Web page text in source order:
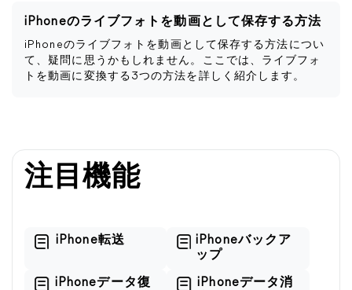
iPhoneのライブフォトを動画として保存する方法
iPhoneのライブフォトを動画として保存する方法につい
て、疑問に思うかもしれません。ここでは、ライブフォ
トを動画に変換する3つの方法を詳しく紹介します。
注目機能
iPhone転送
iPhoneバックア
ップ
iPhoneデータ復
iPhoneデータ消